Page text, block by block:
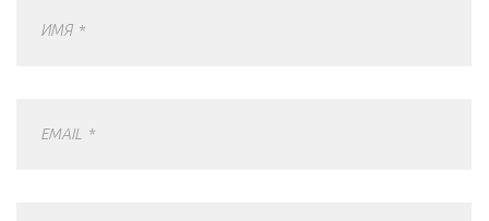
ИМЯ *
EMAIL *